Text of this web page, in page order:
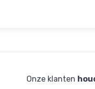
Onze klanten